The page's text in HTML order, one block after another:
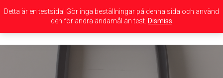
navigation
Detta är en testsida! Gör inga beställningar på denna sida och använd
den för andra ändamål än test. Dismiss